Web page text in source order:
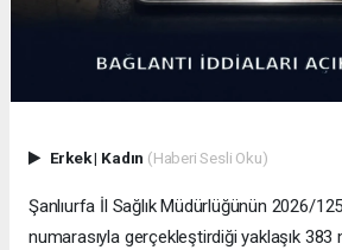
Erkek| Kadın (Haberi Sesli Oku)
Şanlıurfa İl Sağlık Müdürlüğünün 2026/
numarasıyla gerçekleştirdiği yaklaşık 383